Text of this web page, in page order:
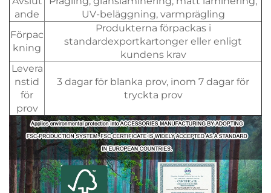
ande
UV-beläggning, varmprägling
Förpac
kning
Produkterna förpackas i
standardexportkartonger eller enligt
kundens krav
Levera
nstid
för
prov
3 dagar för blanka prov, inom 7 dagar för
tryckta prov